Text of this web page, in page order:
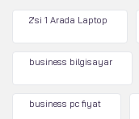
2'si 1 Arada Laptop
business bilgisayar
business pc fiyat